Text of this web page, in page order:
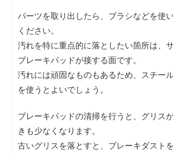
パーツを取り出したら、ブラシなどを使
ください。
汚れを特に重点的に落としたい箇所は、
ブレーキパッドが接する面です。
汚れには頑固なものもあるため、スチー
を使うとよいでしょう。
ブレーキパッドの清掃を行うと、グリス
きも少なくなります。
古いグリスを落とすと、ブレーキダスト